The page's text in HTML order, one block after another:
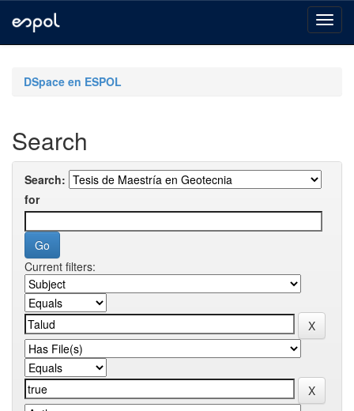
navigationDSpace en ESPOL
Search
Search:
for
Current filters: